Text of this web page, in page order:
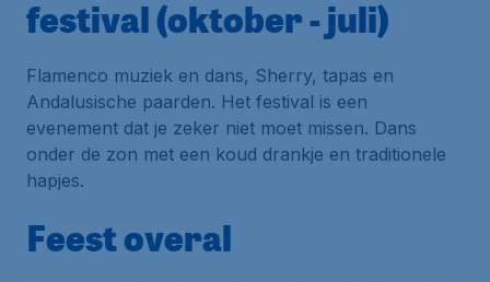
festival (oktober - juli)
Flamenco muziek en dans, Sherry, tapas en
Andalusische paarden. Het festival is een
evenement dat je zeker niet moet missen. Dans
onder de zon met een koud drankje en traditionele
hapjes.
Feest overal